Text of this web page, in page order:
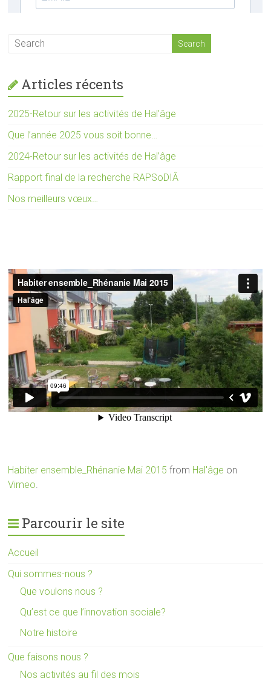
Articles récents
2025-Retour sur les activités de Hal’âge
Que l’année 2025 vous soit bonne…
2024-Retour sur les activités de Hal’âge
Rapport final de la recherche RAPSoDIÂ
Nos meilleurs vœux…
Habiter ensemble_Rhénanie Mai 2015 from Hal'âge on
Vimeo.
Parcourir le site
Accueil
Qui sommes-nous ?
Que voulons nous ?
Qu’est ce que l’innovation sociale?
Notre histoire
Que faisons nous ?
Nos activités au fil des mois